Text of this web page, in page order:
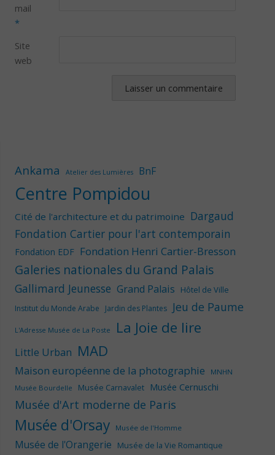
mail
*
Site
web
Ankama Atelier des Lumières BnF
Centre Pompidou
Cité de l'architecture et du patrimoine Dargaud
Fondation Cartier pour l'art contemporain
Fondation EDF Fondation Henri Cartier-Bresson
Galeries nationales du Grand Palais
Gallimard Jeunesse Grand Palais Hôtel de Ville
Institut du Monde Arabe Jardin des Plantes Jeu de Paume
L'Adresse Musée de La Poste La Joie de lire
Little Urban MAD
Maison européenne de la photographie
MNHN
Musée Bourdelle
Musée Carnavalet Musée Cernuschi
Musée d'Art moderne de Paris
Musée d'Orsay Musée de l'Homme
Musée de l'Orangerie Musée de la Vie Romantique